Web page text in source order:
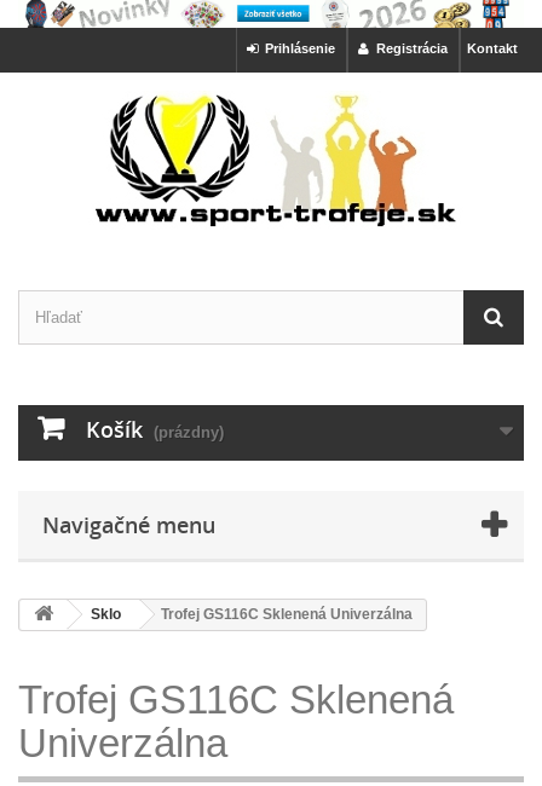
Kontakt
Registrácia
Prihlásenie
Košík (prázdny)
Navigačné menu
Sklo Trofej GS116C Sklenená Univerzálna
Trofej GS116C Sklenená
Univerzálna